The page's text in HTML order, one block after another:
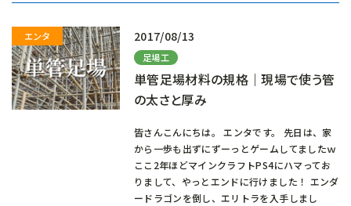
2017/08/13
足場工
単管足場材料の規格｜現場で使う管
の太さと厚み
皆さんこんにちは。 エンタです。 先日は、家
から一歩も出ずにずーっとゲームしてましたｗ
ここ2年ほどマインクラフトPS4にハマってお
りまして、やっとエンドに行けました！ エンダ
ードラゴンを倒し、エリトラを入手しまし